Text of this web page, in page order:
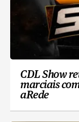
CDL Show
marciais
aRede